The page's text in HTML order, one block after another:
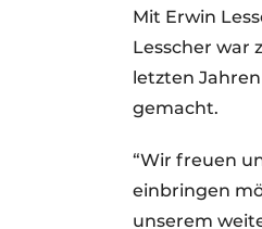
Mit Erwin
Lesscher war
letzten
gemacht.
“Wir freuen
einbringen
unserem